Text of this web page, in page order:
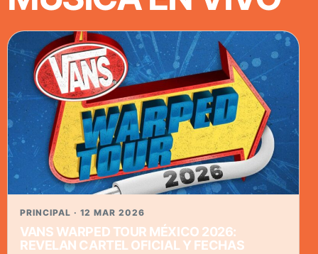
PRINCIPAL · 12 MAR 2026
VANS WARPED TOUR MÉXICO 2026:
REVELAN CARTEL OFICIAL Y FECHAS